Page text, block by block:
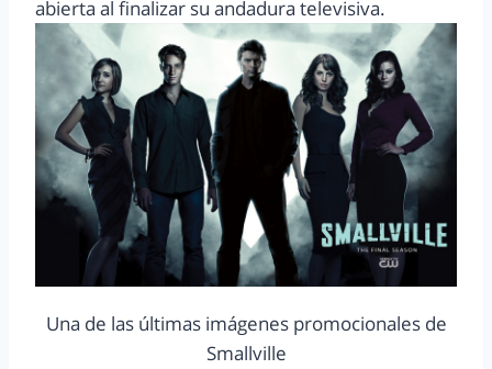
abierta al finalizar su andadura televisiva.
Una de las últimas imágenes promocionales de
Smallville